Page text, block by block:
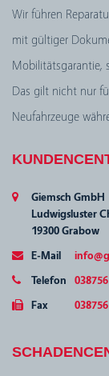
Wir führen
mit gültiger
Mobilitätsgarantie,
Das gilt nicht nur
Neufahrzeuge
Giemsch GmbH
Ludwigsluster
19300 Grabow
E-Mail
Telefon
Fax